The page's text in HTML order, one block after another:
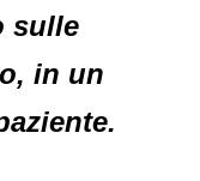
sulle
in un